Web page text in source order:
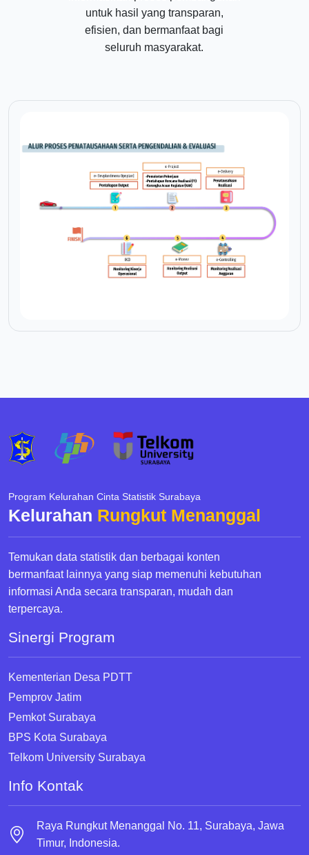
untuk hasil yang transparan,
efisien, dan bermanfaat bagi
seluruh masyarakat.
Program Kelurahan Cinta Statistik Surabaya
Kelurahan Rungkut Menanggal
Temukan data statistik dan berbagai konten
bermanfaat lainnya yang siap memenuhi kebutuhan
informasi Anda secara transparan, mudah dan
terpercaya.
Sinergi Program
Kementerian Desa PDTT
Pemprov Jatim
Pemkot Surabaya
BPS Kota Surabaya
Telkom University Surabaya
Info Kontak
Raya Rungkut Menanggal No. 11, Surabaya, Jawa
Timur, Indonesia.